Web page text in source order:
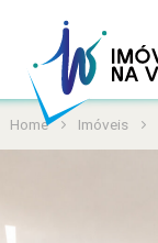
Home
Mariana
Home Imóveis